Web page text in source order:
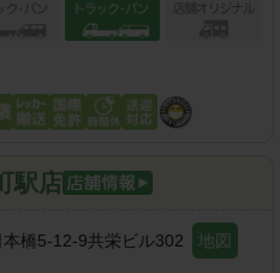
駅店
橋5-12-9共栄ビル302 地図